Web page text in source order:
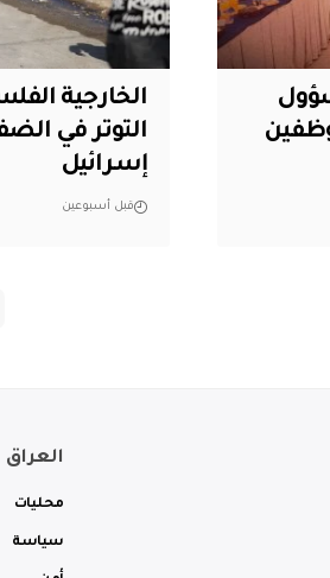
الخارجية
التوتر في
إسرائيل
قبل أسبوعين
العراق
محليات
سياسة